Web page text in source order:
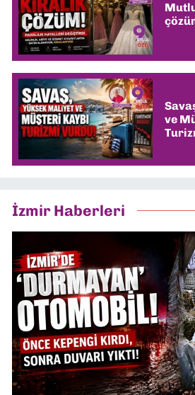
ve
İzmir Haberleri